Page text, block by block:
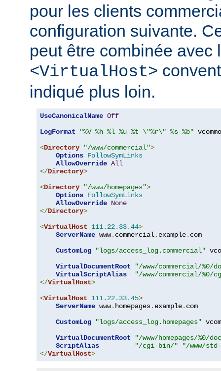
pour les clients
configuration suivante.
peut être combinée avec
<VirtualHost>
indiqué plus loin.
UseCanonicalName Off
LogFormat
"%V %h %l %u %t \"%r\" %s %b"
<Directory "/www/commercial">
Options FollowSymLinks
AllowOverride All
</Directory>
<Directory "/www/homepages">
Options FollowSymLinks
AllowOverride None
</Directory>
<VirtualHost 111.22. 33.44>
ServerName www. commercial. example. com
CustomLog
"logs/access_log.commercial"
VirtualDocumentRoot
"/www/commercial/%0/
VirtualScriptAlias
"/www/commercial/%0/
</VirtualHost>
<VirtualHost 111.22. 33.45>
ServerName www. homepages. example. com
CustomLog
"logs/access_log.homepages"
VirtualDocumentRoot
"/www/homepages/%0/
ScriptAlias
"/cgi-bin/"
"/www/
</VirtualHost>